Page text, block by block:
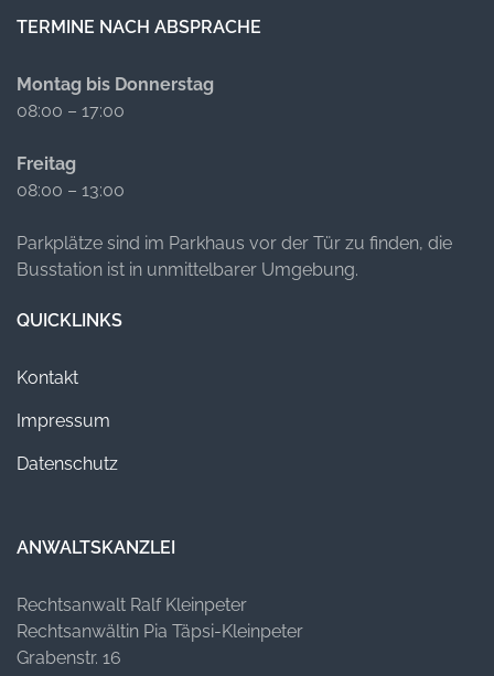
TERMINE NACH ABSPRACHE
Montag bis Donnerstag
08:00 – 17:00
Freitag
08:00 – 13:00
Parkplätze sind im Parkhaus vor der Tür zu finden, die
Busstation ist in unmittelbarer Umgebung.
QUICKLINKS
Kontakt
Impressum
Datenschutz
ANWALTSKANZLEI
Rechtsanwalt Ralf Kleinpeter
Rechtsanwältin Pia Täpsi-Kleinpeter
Grabenstr. 16